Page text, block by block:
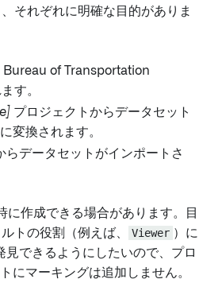
それぞれに明確な目的がありま
Bureau of Transportation
す。
プロジェクトからデータセット
変換されます。
らデータセットがインポートさ
作成できる場合があります。目
トの役割（例えば、
Viewer ）に
できるようにしたいので、プロ
にマーキングは追加しません。